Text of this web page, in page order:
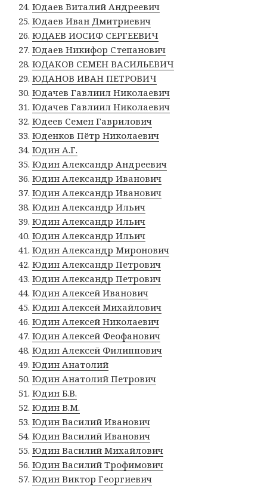
Юдаев Виталий Андреевич
Юдаев Иван Дмитриевич
ЮДАЕВ ИОСИФ СЕРГЕЕВИЧ
Юдаев Никифор Степанович
ЮДАКОВ СЕМЕН ВАСИЛЬЕВИЧ
ЮДАНОВ ИВАН ПЕТРОВИЧ
Юдачев Гавлиил Николаевич
Юдачев Гавлиил Николаевич
Юдеев Семен Гаврилович
Юденков Пётр Николаевич
Юдин А.Г.
Юдин Александр Андреевич
Юдин Александр Иванович
Юдин Александр Иванович
Юдин Александр Ильич
Юдин Александр Ильич
Юдин Александр Ильич
Юдин Александр Миронович
Юдин Александр Петрович
Юдин Александр Петрович
Юдин Алексей Иванович
Юдин Алексей Михайлович
Юдин Алексей Николаевич
Юдин Алексей Феофанович
Юдин Алексей Филиппович
Юдин Анатолий
Юдин Анатолий Петрович
Юдин Б.В.
Юдин В.М.
Юдин Василий Иванович
Юдин Василий Иванович
Юдин Василий Михайлович
Юдин Василий Трофимович
Юдин Виктор Георгиевич